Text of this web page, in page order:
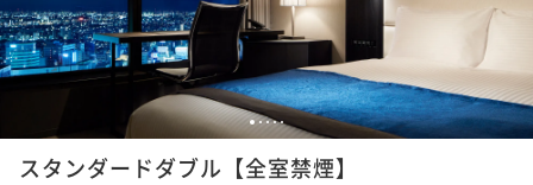
¥17,800~
2名 ¥ 16,910 ~
―洗練された寛ぎと癒し―名古屋プレミアステイを愉
しむReluxプラン～素泊り～
1 2345
スタンダードダブル【全室禁煙】